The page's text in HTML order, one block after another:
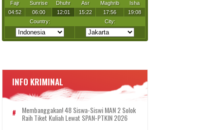
INFO KRIMINAL
Membanggakan! 48 Siswa-Siswi MAN 2 Solok
Raih Tiket Kuliah Lewat SPAN-PTKIN 2026